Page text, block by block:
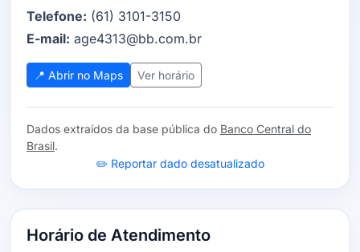
Telefone: (61) 3101-3150
E-mail: age4313@bb.com.br
📍 Abrir no Maps Ver horário
Dados extraídos da base pública do Banco Central do
Brasil.
✏️ Reportar dado desatualizado
Horário de Atendimento